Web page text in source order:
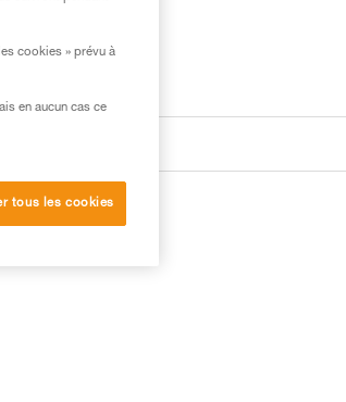
cookies » prévu à
en aucun cas ce
tous les cookies